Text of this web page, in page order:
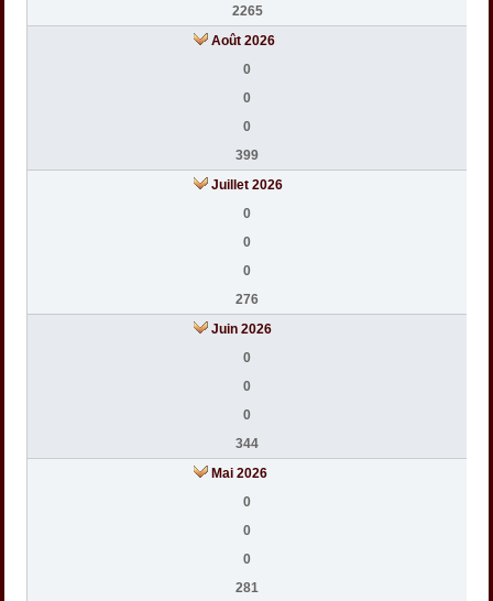
2265
Août 2026
0
0
0
399
Juillet 2026
0
0
0
276
Juin 2026
0
0
0
344
Mai 2026
0
0
0
281